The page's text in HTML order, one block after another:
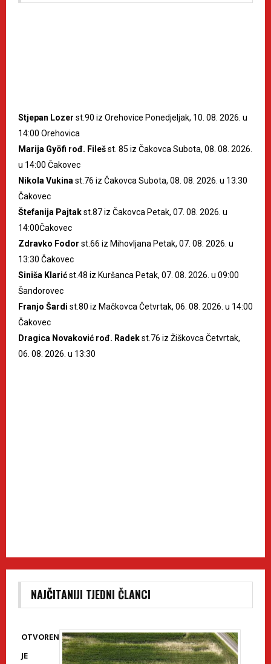
Stjepan Lozer st.90 iz Orehovice Ponedjeljak, 10. 08. 2026. u
14:00 Orehovica
Marija Gyöfi rođ. Filešst. 85 iz Čakovca Subota, 08. 08. 2026.
u 14:00 Čakovec
Nikola Vukinast.76 iz Čakovca Subota, 08. 08. 2026. u 13:30
Čakovec
Štefanija Pajtakst.87 iz Čakovca Petak, 07. 08. 2026. u
14:00Čakovec
Zdravko Fodor st.66 iz Mihovljana Petak, 07. 08. 2026. u
13:30 Čakovec
Siniša Klarićst.48 iz Kuršanca Petak, 07. 08. 2026. u 09:00
Šandorovec
Franjo Šardi st.80 iz Mačkovca Četvrtak, 06. 08. 2026. u 14:00
Čakovec
Dragica Novaković rođ. Radekst.76 iz Žiškovca Četvrtak,
06. 08. 2026. u 13:30
NAJČITANIJI TJEDNI ČLANCI
OTVOREN
JE